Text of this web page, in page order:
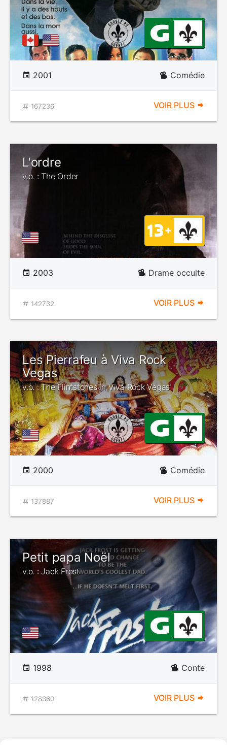
2001 Comédie
167236 VOIR PLUS
L'ordre
v.o. : The Order
2003 Drame occulte
142732 VOIR PLUS
Les Pierrafeu à Viva Rock
Vegas
v.o. : The Flintstones in Viva Rock Vegas
2000 Comédie
137887 VOIR PLUS
Petit papa Noël
v.o. : Jack Frost
1998 Conte
128360 VOIR PLUS